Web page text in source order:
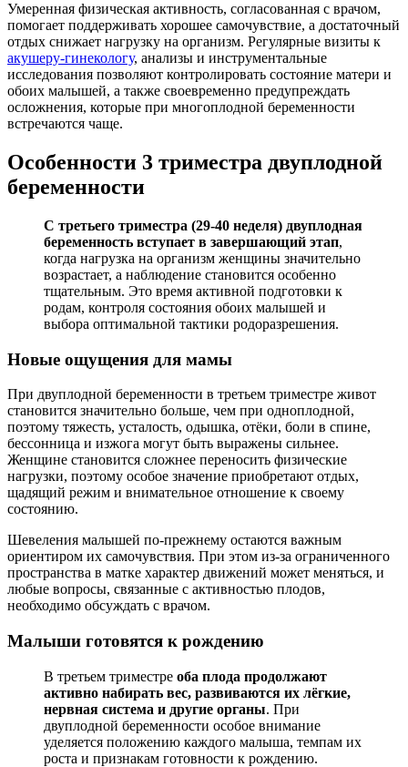
Умеренная физическая активность, согласованная с врачом,
помогает поддерживать хорошее самочувствие, а достаточный
отдых снижает нагрузку на организм. Регулярные визиты к
акушеру-гинекологу, анализы и инструментальные
исследования позволяют контролировать состояние матери и
обоих малышей, а также своевременно предупреждать
осложнения, которые при многоплодной беременности
встречаются чаще.
Особенности 3 триместра двуплодной
беременности
С третьего триместра (29-40 неделя) двуплодная
беременность вступает в завершающий этап,
когда нагрузка на организм женщины значительно
возрастает, а наблюдение становится особенно
тщательным. Это время активной подготовки к
родам, контроля состояния обоих малышей и
выбора оптимальной тактики родоразрешения.
Новые ощущения для мамы
При двуплодной беременности в третьем триместре живот
становится значительно больше, чем при одноплодной,
поэтому тяжесть, усталость, одышка, отёки, боли в спине,
бессонница и изжога могут быть выражены сильнее.
Женщине становится сложнее переносить физические
нагрузки, поэтому особое значение приобретают отдых,
щадящий режим и внимательное отношение к своему
состоянию.
Шевеления малышей по-прежнему остаются важным
ориентиром их самочувствия. При этом из-за ограниченного
пространства в матке характер движений может меняться, и
любые вопросы, связанные с активностью плодов,
необходимо обсуждать с врачом.
Малыши готовятся к рождению
В третьем триместре оба плода продолжают
активно набирать вес, развиваются их лёгкие,
нервная система и другие органы. При
двуплодной беременности особое внимание
уделяется положению каждого малыша, темпам их
роста и признакам готовности к рождению.